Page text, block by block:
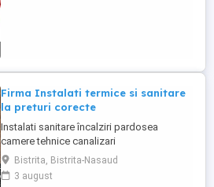
Firma Instalati termice si sanitare
la preturi corecte
Instalati sanitare încalziri pardosea
camere tehnice canalizari
Bistrita, Bistrita-Nasaud
3 august